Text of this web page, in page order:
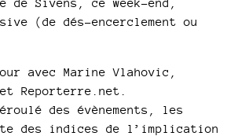
(de dés-encerclement ou
avec Marine Vlahovic,
Reporterre.net.
des évènements, les
des indices de l’implication